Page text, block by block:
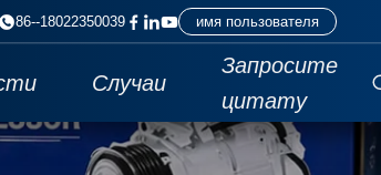
86--18022350039 имя пользователя
Случаи
Запросите
цитату